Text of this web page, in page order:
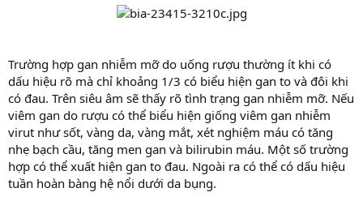
Trường hợp gan nhiễm mỡ do uống rượu thường ít khi có
dấu hiệu rõ mà chỉ khoảng 1/3 có biểu hiện gan to và đôi khi
có đau. Trên siêu âm sẽ thấy rõ tình trạng gan nhiễm mỡ. Nếu
viêm gan do rượu có thể biểu hiện giống viêm gan nhiễm
virut như sốt, vàng da, vàng mắt, xét nghiệm máu có tăng
nhẹ bạch cầu, tăng men gan và bilirubin máu. Một số trường
hợp có thể xuất hiện gan to đau. Ngoài ra có thể có dấu hiệu
tuần hoàn bàng hệ nổi dưới da bụng.